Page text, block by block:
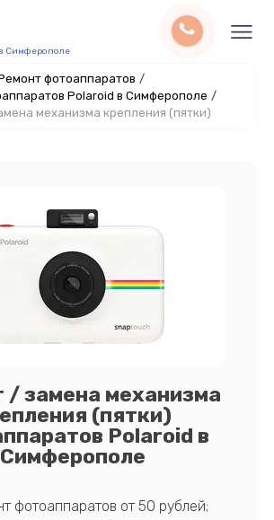
Симферополе
фотоаппаратов /
Polaroid в Симферополе /
механизма крепления (пятки)
/ замена механизма
(пятки)
Polaroid в
Симферополе
фотоаппаратов от 50 рублей;